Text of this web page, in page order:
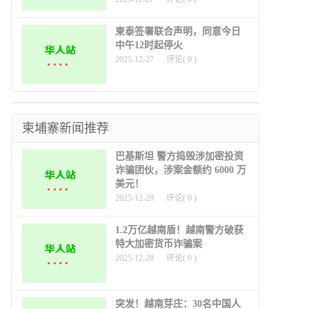
柬泰签署联合声明，同意今日
中午12时起停火
2025-12-27 评论( 0 )
柬埔寨新闻推荐
巴基斯坦 警方捣毁涉加密投资
诈骗团伙，涉案金额约 6000 万
美元！
2025-12-28 评论( 0 )
1.2万亿越南盾！越南警方破获
特大加密货币诈骗案
2025-12-28 评论( 0 )
突发！越南芽庄：30名中国人